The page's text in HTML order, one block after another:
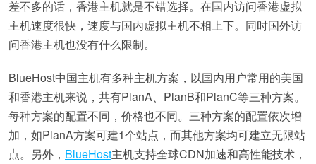
差不多的话，香港主机就是不错选择。在国内访问香港虚拟
主机速度很快，速度与国内虚拟主机不相上下。同时国外访
问香港主机也没有什么限制。
BlueHost中国主机有多种主机方案，以国内用户常用的美国
和香港主机来说，共有PlanA、PlanB和PlanC等三种方案。
每种方案的配置不同，价格也不同。三种方案的配置依次增
加，如PlanA方案可建1个站点，而其他方案均可建立无限站
点。另外， BlueHost主机支持全球CDN加速和高性能技术，